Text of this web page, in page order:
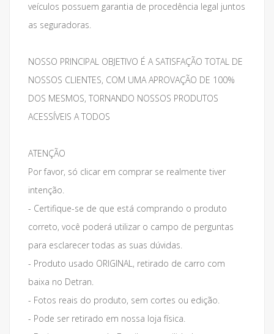
veículos possuem garantia de procedência legal juntos
as seguradoras.
NOSSO PRINCIPAL OBJETIVO É A SATISFAÇÃO TOTAL DE
NOSSOS CLIENTES, COM UMA APROVAÇÃO DE 100%
DOS MESMOS, TORNANDO NOSSOS PRODUTOS
ACESSÍVEIS A TODOS
ATENÇÃO
Por favor, só clicar em comprar se realmente tiver
intenção.
- Certifique-se de que está comprando o produto
correto, você poderá utilizar o campo de perguntas
para esclarecer todas as suas dúvidas.
- Produto usado ORIGINAL, retirado de carro com
baixa no Detran.
- Fotos reais do produto, sem cortes ou edição.
- Pode ser retirado em nossa loja física.